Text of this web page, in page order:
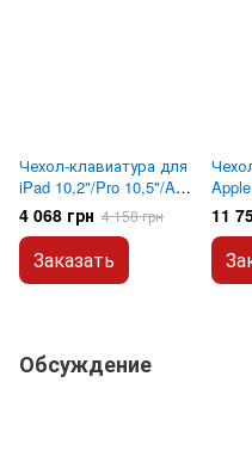
Чехол-клавиатура для
iPad 10,2"/Pro 10,5"/Air
3 Apple Smart Keyboard
(MPTL2, MX3L2) 004611
4 068 грн 4 158 грн
Заказать
Folio
11
Обсуждение